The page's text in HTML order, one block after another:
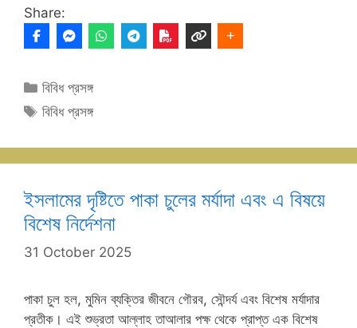
Share:
Categories
বিবিধ প্রসঙ্গ
Tags
বিবিধ প্রসঙ্গ
ইসলামের দৃষ্টিতে পাকা চুলের মর্যাদা এবং এ বিষয়ে
বিশেষ নির্দেশনা
31 October 2025
পাকা চুল হল, মুমিন ব্যক্তির জীবনে গৌরব, সৌন্দর্য এবং বিশেষ মর্যাদার
প্রতীক। এই শুভ্রতা আল্লাহ তাআলার পক্ষ থেকে প্রাপ্ত এক বিশেষ